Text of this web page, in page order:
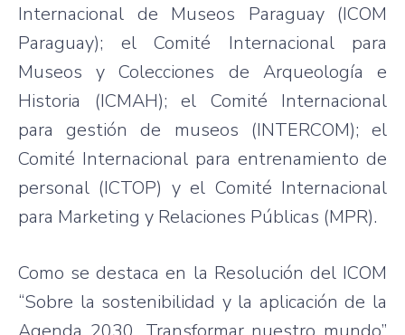
Internacional de Museos Paraguay (ICOM
Paraguay); el Comité Internacional para
Museos y Colecciones de Arqueología e
Historia (ICMAH); el Comité Internacional
para gestión de museos (INTERCOM); el
Comité Internacional para entrenamiento de
personal (ICTOP) y el Comité Internacional
para Marketing y Relaciones Públicas (MPR).
Como se destaca en la Resolución del ICOM
“Sobre la sostenibilidad y la aplicación de la